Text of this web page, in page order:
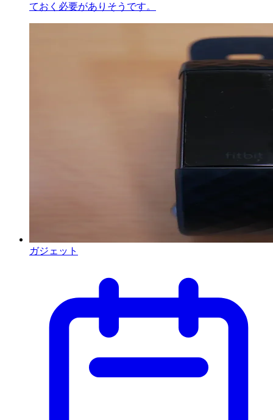
ておく必要がありそうです。
ガジェット